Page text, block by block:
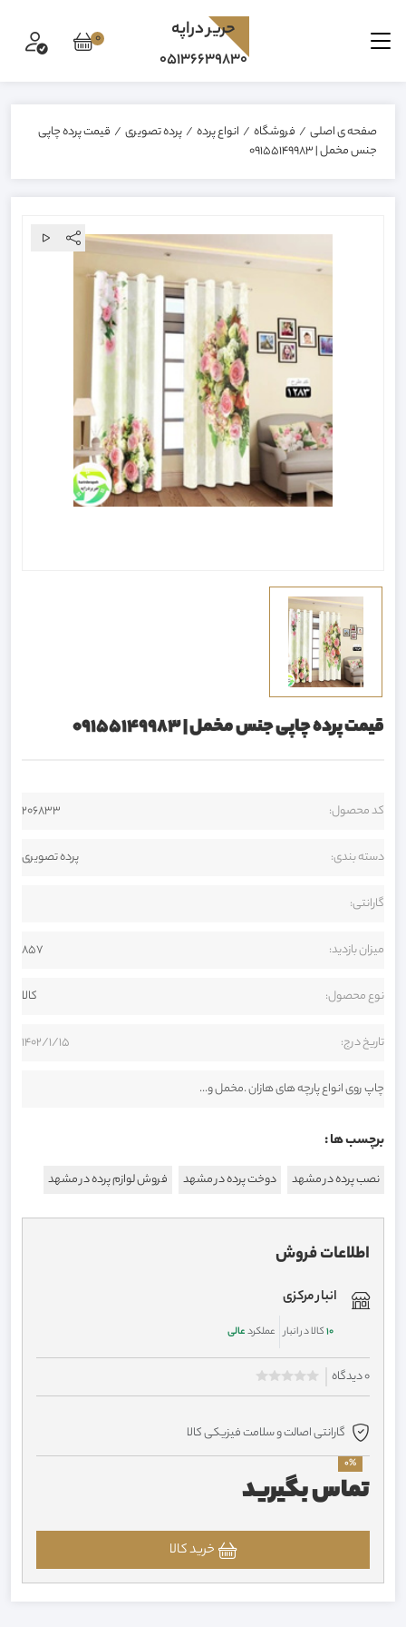
0 حرير دراپه
05136639830
صفحه ی اصلی / فروشگاه / انواع پرده / پرده تصویری / قیمت پرده چاپی
جنس مخمل | 09155149983
قیمت پرده چاپی جنس مخمل | 09155149983
کد محصول: 206833
دسته بندی: پرده تصویری
گارانتی:
میزان بازدید: 857
نوع محصول: کالا
تاریخ درج: 1402/1/15
چاپ روی انواع پارچه های هازان .مخمل و...
برچسب ها :
نصب پرده در مشهد دوخت پرده در مشهد فروش لوازم پرده در مشهد
اطلاعات فروش
انبار مرکزی
10کالا در انبار عملکردعالی
0 دیدگاه
گارانتی اصالت و سلامت فیزیکی کالا
0%
تماس بگیرید
خرید کالا